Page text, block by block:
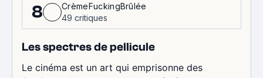
8
CrèmeFuckingBrûlée
49 critiques
Les spectres de pellicule
Le cinéma est un art qui emprisonne des